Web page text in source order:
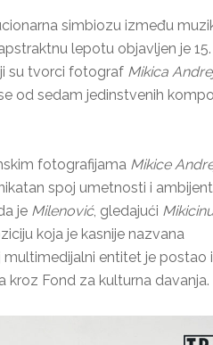
simbiozu između
lepotu objavljen je
su tvorci fotograf Mikica
od sedam jedinstvenih
fotografijama Mikice
spoj umetnosti i
je Milenović, gledajući
koja je kasnije nazvana
multimedijalni entitet je postao
kroz Fond za kulturna davanja.